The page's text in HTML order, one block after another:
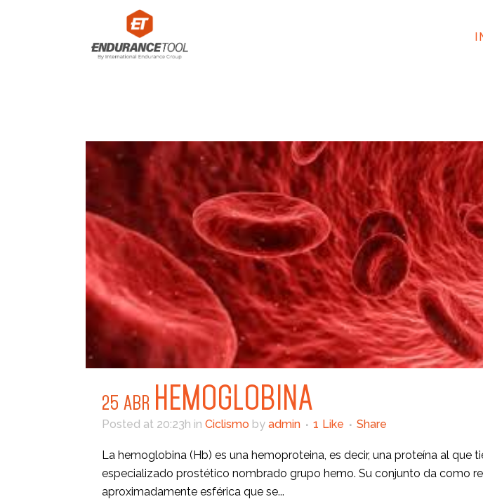
25 ABR HEMOGLOBINA
Posted at 20:23h in Ciclismo by admin 1 Like Share
La hemoglobina (Hb) es una hemoproteina, es decir, una proteína al que
especializado prostético nombrado grupo hemo. Su conjunto da como
aproximadamente esférica que se...